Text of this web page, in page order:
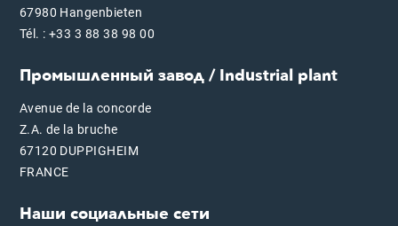
67980 Hangenbieten
Tél. : +33 3 88 38 98 00
Промышленный завод / Industrial plant
Avenue de la concorde
Z.A. de la bruche
67120 DUPPIGHEIM
FRANCE
Наши социальные сети